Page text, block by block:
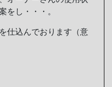
をし・・・。
仕込んでおります（意